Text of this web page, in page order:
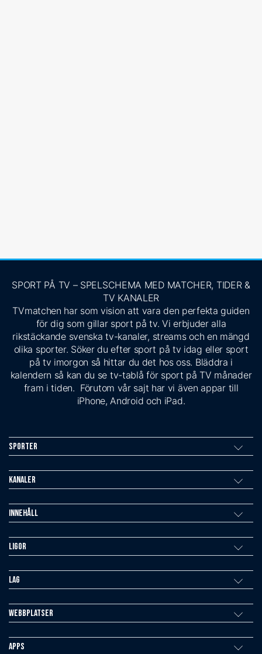
SPORT PÅ TV – SPELSCHEMA MED MATCHER, TIDER &
TV KANALER
TVmatchen har som vision att vara den perfekta guiden
för dig som gillar sport på tv. Vi erbjuder alla
rikstäckande svenska tv-kanaler, streams och en mängd
olika sporter. Söker du efter sport på tv idag eller sport
på tv imorgon så hittar du det hos oss. Bläddra i
kalendern så kan du se tv-tablå för sport på TV månader
fram i tiden. Förutom vår sajt har vi även appar till
iPhone, Android och iPad.
Sporter
Kanaler
Innehåll
Ligor
Lag
Webbplatser
Apps